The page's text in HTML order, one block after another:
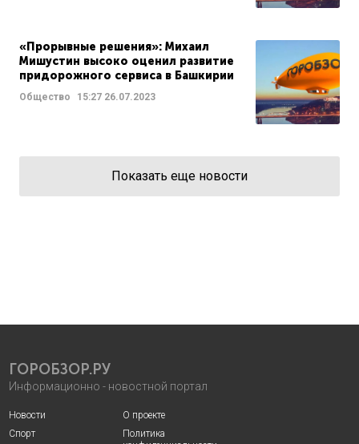
«Прорывные решения»: Михаил
Мишустин высоко оценил развитие
придорожного сервиса в Башкирии
Общество 15:27 26.07.2023
Показать еще новости
ГОРОБЗОР.РУ
Информационно - новостной портал
Новости
Спорт
О проекте
Политика